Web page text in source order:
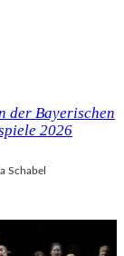
der Bayerischen
2026
Schabel